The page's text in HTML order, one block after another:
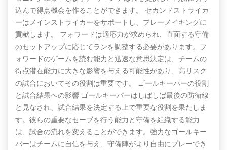
込んで得点機会を作ることができます。 セカンドストライカ
ーはメインストライカーをサポートし、プレーメイキングに
貢献します。 フォワードは適応力が求められ、直面する守備
のセットアップに応じてランを調整する必要があります。フ
ォワードのゲームを読む能力と迅速な意思決定は、チームの
得点潜在能力に大きな影響を与える可能性があり、高リスク
の試合においてその役割は重要です。 ゴールキーパーの役割
と試合結果への影響 ゴールキーパーはしばしば最後の防衛線
と見なされ、試合結果を決定する上で重要な役割を果たしま
す。彼らの重要なセーブを行う能力と守備を組織する能力
は、試合の流れを変えることができます。強力なゴールキー
パーはチームに自信を与え、守備陣がより自由にプレーでき